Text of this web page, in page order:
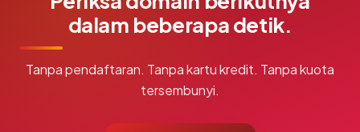
dalam beberapa detik.
Tanpa pendaftaran. Tanpa kartu kredit. Tanpa kuota
tersembunyi.